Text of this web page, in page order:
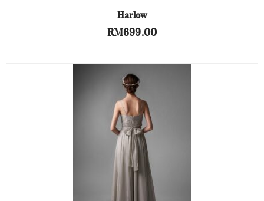
Harlow
RM699.00